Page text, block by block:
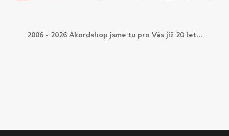
2006 - 2026 Akordshop jsme tu pro Vás již 20 let...